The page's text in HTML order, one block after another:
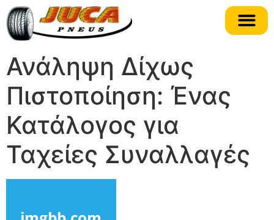
Ανάληψη Δίχως
Πιστοποίηση: Ένας
Κατάλογος για
Ταχείες Συναλλαγές